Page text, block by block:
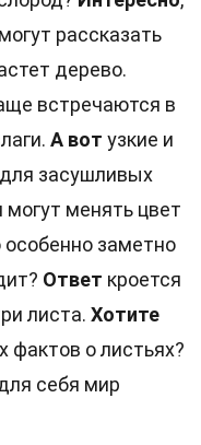
рассказать
дерево.
встречаются в
А вот узкие и
засушливых
могут менять цвет
особенно заметно
Ответ кроется
листа. Хотите
фактов о листьях?
себя мир